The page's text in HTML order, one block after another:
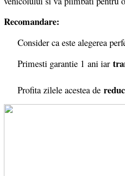
Recomandare:
Consider ca este alegerea
Primesti garantie 1 ani iar
Profita zilele acestea de